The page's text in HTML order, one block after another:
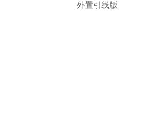
外置引线版